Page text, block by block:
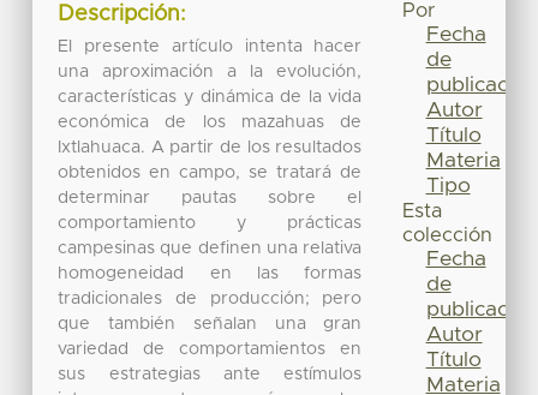
Descripción:
El presente artículo intenta hacer
una aproximación a la evolución,
características y dinámica de la vida
económica de los mazahuas de
Ixtlahuaca. A partir de los resultados
obtenidos en campo, se tratará de
determinar pautas sobre el
comportamiento y prácticas
campesinas que definen una relativa
homogeneidad en las formas
tradicionales de producción; pero
que también señalan una gran
variedad de comportamientos en
sus estrategias ante estímulos
Por
Fecha
de
publicación
Autor
Título
Materia
Tipo
Esta
colección
Fecha
de
publicación
Autor
Título
Materia